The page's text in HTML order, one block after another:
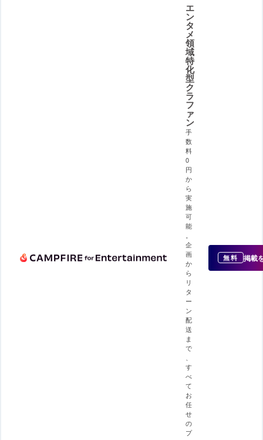
エ
ン
タ
メ
領
域
特
化
型
ク
ラ
フ
ァ
ン
手
数
料
0
円
か
ら
実
施
可
能
企
画
か
ら
リ
タ
ー
ン
配
送
ま
で
す
べ
て
お
任
せ
の
プ
無料 掲載